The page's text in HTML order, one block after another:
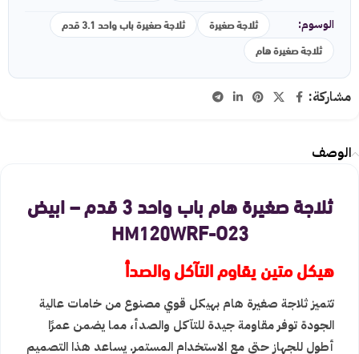
الوسوم: ثلاجة صغيرة
ثلاجة صغيرة باب واحد 3.1 قدم
ثلاجة صغيرة هام
مشاركة:
الوصف
ثلاجة صغيرة هام باب واحد 3 قدم – ابيض
HM120WRF-O23
هيكل متين يقاوم التآكل والصدأ
تتميز ثلاجة صغيرة هام بهيكل قوي مصنوع من خامات عالية
الجودة توفر مقاومة جيدة للتآكل والصدأ، مما يضمن عمرًا
أطول للجهاز حتى مع الاستخدام المستمر. يساعد هذا التصميم